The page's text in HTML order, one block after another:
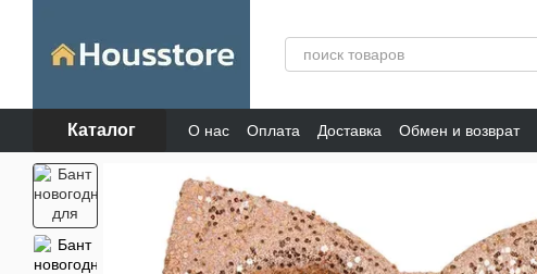
Каталог О нас Оплата Доставка Обмен и возврат
Отзывы о магазине